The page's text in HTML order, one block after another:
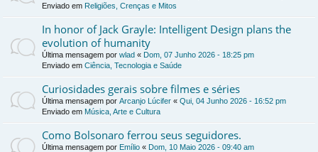
Enviado em Religiões, Crenças e Mitos
In honor of Jack Grayle: Intelligent Design plans the
evolution of humanity
Última mensagem por wlad « Dom, 07 Junho 2026 - 18:25 pm
Enviado em Ciência, Tecnologia e Saúde
Curiosidades gerais sobre filmes e séries
Última mensagem por Arcanjo Lúcifer « Qui, 04 Junho 2026 - 16:52 pm
Enviado em Música, Arte e Cultura
Como Bolsonaro ferrou seus seguidores.
Última mensagem por Emílio « Dom, 10 Maio 2026 - 09:40 am